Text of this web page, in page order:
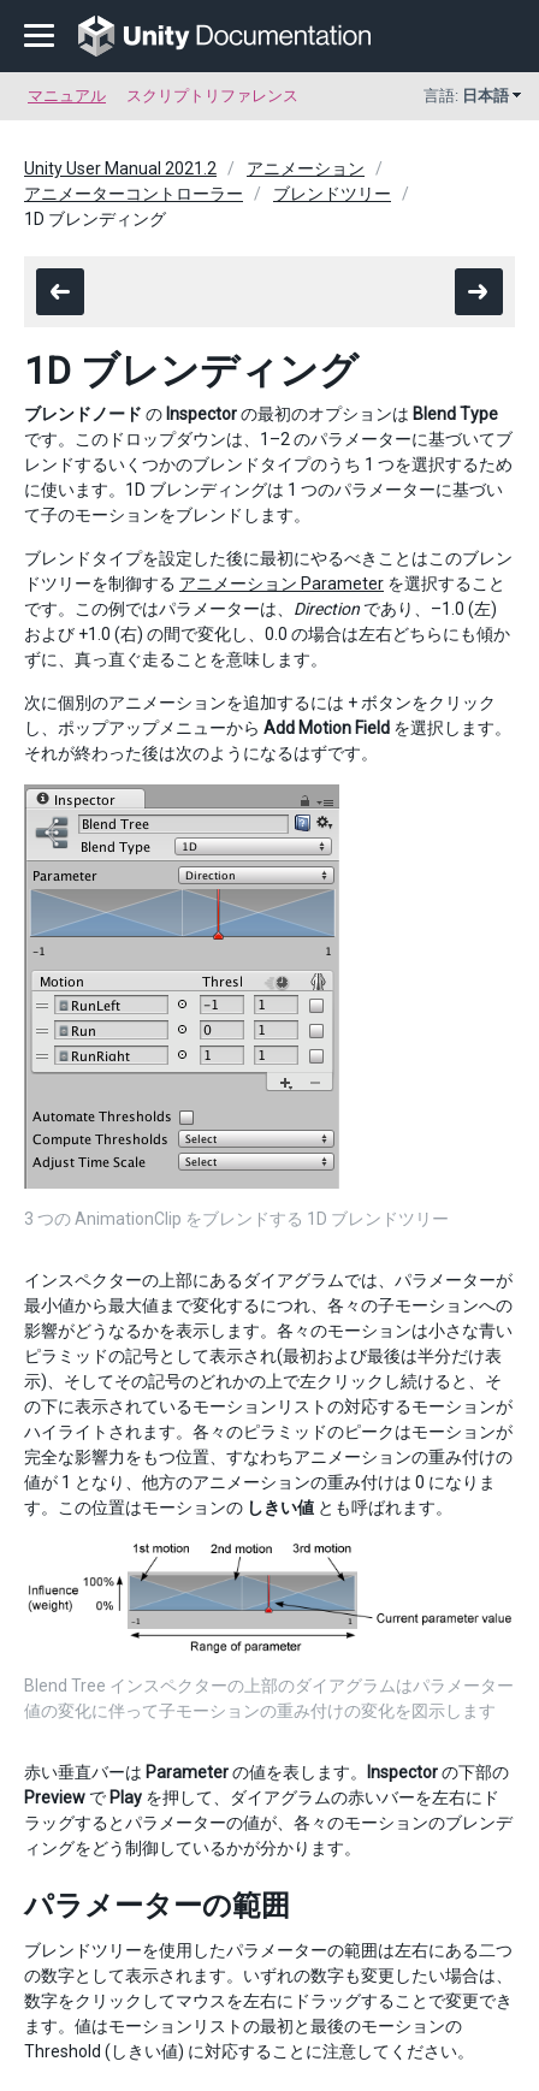
マニュアル スクリプトリファレンス 言語: 日本語
Unity User Manual 2021.2
アニメーション
アニメーターコントローラー
ブレンドツリー
1D ブレンディング
1D ブレンディング
ブレンドノード の Inspectorの最初のオプションは Blend Type
です。このドロップダウンは、1–2 のパラメーターに基づいてブ
レンドするいくつかのブレンドタイプのうち 1 つを選択するため
に使います。1D ブレンディングは 1 つのパラメーターに基づい
て子のモーションをブレンドします。
ブレンドタイプを設定した後に最初にやるべきことはこのブレン
ドツリーを制御する アニメーション Parameter を選択すること
です。この例ではパラメーターは、 Direction であり、–1.0 (左)
および +1.0 (右) の間で変化し、0.0 の場合は左右どちらにも傾か
ずに、真っ直ぐ走ることを意味します。
次に個別のアニメーションを追加するには + ボタンをクリック
し、ポップアップメニューから Add Motion Field を選択します。
それが終わった後は次のようになるはずです。
3 つの AnimationClip をブレンドする 1D ブレンドツリー
インスペクターの上部にあるダイアグラムでは、パラメーターが
最小値から最大値まで変化するにつれ、各々の子モーションへの
影響がどうなるかを表示します。各々のモーションは小さな青い
ピラミッドの記号として表示され(最初および最後は半分だけ表
示)、そしてその記号のどれかの上で左クリックし続けると、そ
の下に表示されているモーションリストの対応するモーションが
ハイライトされます。各々のピラミッドのピークはモーションが
完全な影響力をもつ位置、すなわちアニメーションの重み付けの
値が 1 となり、他方のアニメーションの重み付けは 0 になりま
す。この位置はモーションの しきい値 とも呼ばれます。
Blend Tree インスペクターの上部のダイアグラムはパラメーター
値の変化に伴って子モーションの重み付けの変化を図示します
赤い垂直バーは Parameterの値を表します。 Inspectorの下部の
Preview で Play を押して、ダイアグラムの赤いバーを左右にド
ラッグするとパラメーターの値が、各々のモーションのブレンデ
ィングをどう制御しているかが分かります。
パラメーターの範囲
ブレンドツリーを使用したパラメーターの範囲は左右にある二つ
の数字として表示されます。いずれの数字も変更したい場合は、
数字をクリックしてマウスを左右にドラッグすることで変更でき
ます。値はモーションリストの最初と最後のモーションの
Threshold (しきい値) に対応することに注意してください。